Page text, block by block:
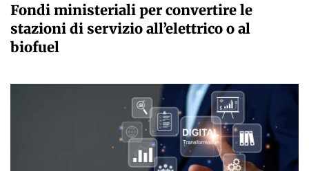
Fondi ministeriali per convertire le
stazioni di servizio all’elettrico o al
biofuel